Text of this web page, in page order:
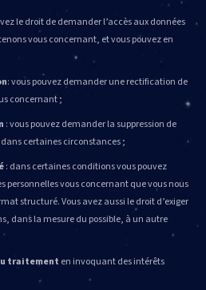
le droit de demander l’accès aux données
vous concernant, et vous pouvez en
: vous pouvez demander une rectification de
concernant ;
: vous pouvez demander la suppression de
certaines circonstances ;
: dans certaines conditions vous pouvez
personnelles vous concernant que vous nous
structuré. Vous avez aussi le droit d’exiger
dans la mesure du possible, à un autre
traitement en invoquant des intérêts